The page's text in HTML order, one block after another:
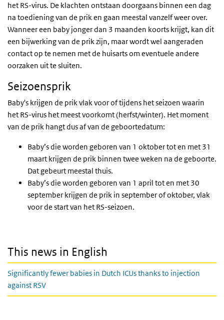
het RS-virus. De klachten ontstaan doorgaans binnen een dag
na toediening van de prik en gaan meestal vanzelf weer over.
Wanneer een baby jonger dan 3 maanden koorts krijgt, kan dit
een bijwerking van de prik zijn, maar wordt wel aangeraden
contact op te nemen met de huisarts om eventuele andere
oorzaken uit te sluiten.
Seizoensprik
Baby's krijgen de prik vlak voor of tijdens het seizoen waarin
het RS-virus het meest voorkomt (herfst/winter). Het moment
van de prik hangt dus af van de geboortedatum:
Baby’s die worden geboren van 1 oktober tot en met 31
maart krijgen de prik binnen twee weken na de geboorte.
Dat gebeurt meestal thuis.
Baby’s die worden geboren van 1 april tot en met 30
september krijgen de prik in september of oktober, vlak
voor de start van het RS-seizoen.
This news in English
Significantly fewer babies in Dutch ICUs thanks to injection
against RSV